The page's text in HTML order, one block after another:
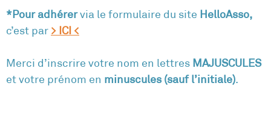
*Pour adhérervia le formulaire du site HelloAsso,
c’est par > ICI <
Merci d’inscrire votre nom en lettres MAJUSCULES
et votre prénom en minuscules (sauf l’initiale).